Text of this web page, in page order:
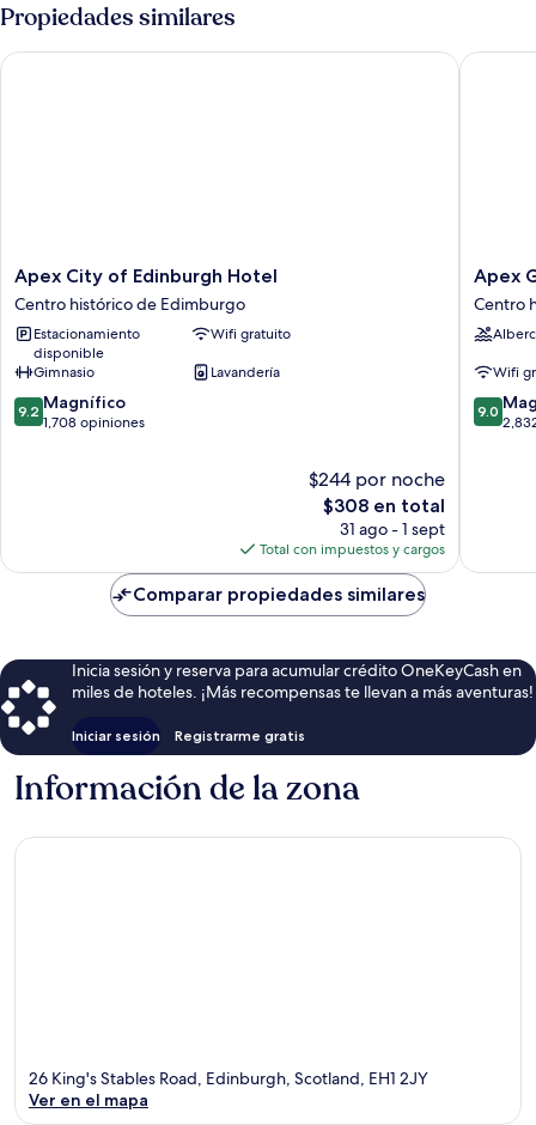
Propiedades similares
Apex
City
of
Edinburgh
Hotel
Centro
histórico
de
Apex City of Edinburgh Hotel
Centro histórico de Edimburgo
Estacionamiento
disponible
Wifi gratuito
Gimnasio
Lavandería
9.2
de
9.2 Magnífico
1,708 opiniones
$244 por noche
El
precio
actual
es
de
$308
$308 en total
31 ago - 1 sept
Total con impuestos y cargos
Apex City of Edinburgh Hotel
Apex
Hotel
Centro
de
Apex
Centro
Wifi
9.0
de
9.0
Apex
Comparar propiedades similares
Inicia sesión y reserva para acumular crédito OneKeyCash en
miles de hoteles. ¡Más recompensas te llevan a más aventuras!
Iniciar sesión Registrarme gratis
Información de la zona
26 King's Stables Road, Edinburgh, Scotland, EH1 2JY
Ver en el mapa